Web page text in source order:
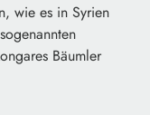
wie es in Syrien
Bäumler